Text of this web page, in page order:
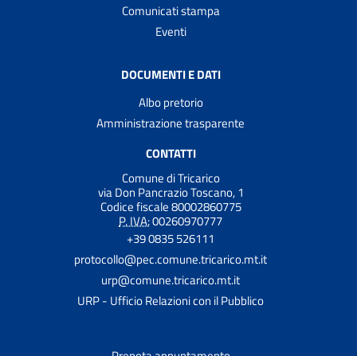
Comunicati stampa
Eventi
DOCUMENTI E DATI
Albo pretorio
Amministrazione trasparente
CONTATTI
Comune di Tricarico
via Don Pancrazio Toscano, 1
Codice fiscale 80002860775
P. IVA:00260970777
+39 0835 526111
protocollo@pec.comune.tricarico.mt.it
urp@comune.tricarico.mt.it
URP - Ufficio Relazioni con il Pubblico